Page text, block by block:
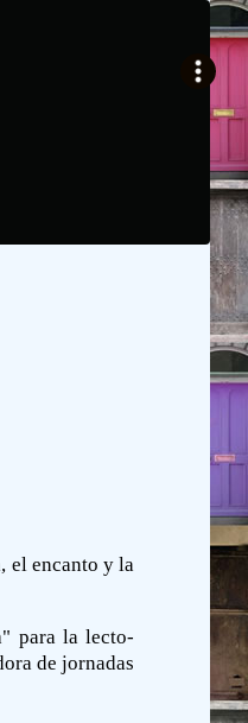
el encanto y la
para la lecto-
de jornadas